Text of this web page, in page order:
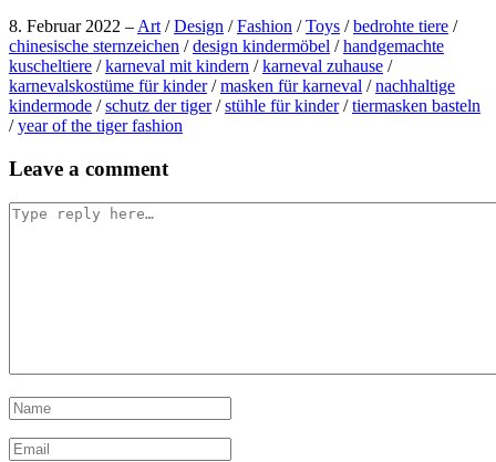
8. Februar 2022 – Art /Design /Fashion /Toys /bedrohte tiere /
chinesische sternzeichen /design kindermöbel /handgemachte
kuscheltiere /karneval mit kindern /karneval zuhause /
karnevalskostüme für kinder/masken für karneval /nachhaltige
kindermode /schutz der tiger/stühle für kinder/tiermasken basteln
/year of the tiger fashion
navigation
Leave a comment